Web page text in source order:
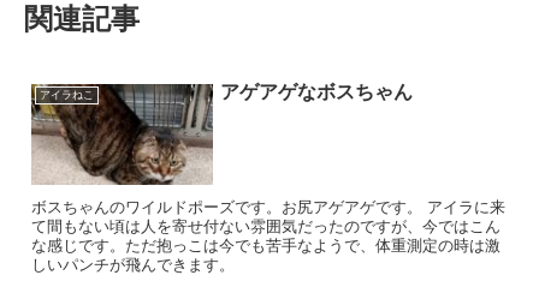
関連記事
アイラねこ アゲアゲなボスちゃん
ボスちゃんのワイルドポーズです。お尻アゲアゲです。 アイラに来
て間もない頃は人を寄せ付ない雰囲気だったのですが、今ではこん
な感じです。ただ抱っこは今でも苦手なようで、体重測定の時は激
しいパンチが飛んできます。